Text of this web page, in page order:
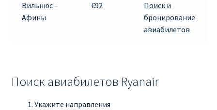
Вильнюс –
Афины
€92
Поиск и
бронирование
авиабилетов
Поиск авиабилетов Ryanair
Укажите направления